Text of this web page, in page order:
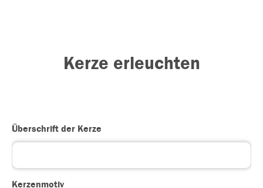
Kerze erleuchten
Überschrift der Kerze
Kerzenmotiv